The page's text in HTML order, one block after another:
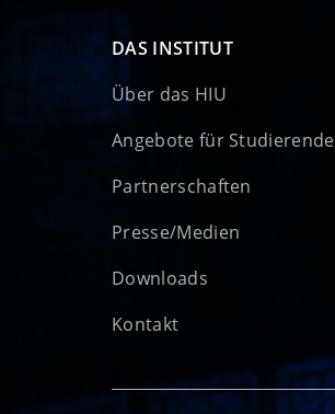
DAS INSTITUT
Über das HIU
Angebote für Studierende
Partnerschaften
Presse/Medien
Downloads
Kontakt